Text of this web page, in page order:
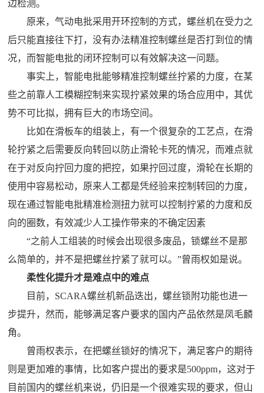
边检测。
原来，气动电批采用开环控制的方式，螺丝机在受力之
后只能直接往下打，没有办法精准控制螺丝是否打到位的情
况，而智能电批的闭环控制可以有效解决这一问题。
事实上，智能电批能够精准控制螺丝拧紧的力度，在某
些之前靠人工模糊控制来实现拧紧效果的场合应用中，其优
势不可比拟，拥有巨大的市场空间。
比如在滑板车的组装上，有一个很复杂的工艺点，在滑
轮拧紧之后需要反向转回以防止滑轮卡死的情况，而难点就
在于对反向拧回力度的把控，如果拧回过度，滑轮在长期的
使用中容易松动，原来人工都是凭经验来控制转回的力度，
现在通过智能电批精准检测扭力就可以控制拧紧的力度和反
向的圈数，有效减少人工操作带来的不确定因素
“之前人工组装的时候会出现很多废品，锁螺丝不是那
么简单的，并不是把螺丝拧紧了就可以。”曾雨权如是说。
柔性化提升才是难点中的难点
目前，SCARA螺丝机新品迭出，螺丝锁附功能也进一
步提升，然而，能够满足客户要求的国内产品依然是凤毛麟
角。
曾雨权表示，在把螺丝锁好的情况下，满足客户的期待
则是更加难的事情，比如客户提出的要求是500ppm，这对于
目前国内的螺丝机来说，仍旧是一个很难实现的要求，但山